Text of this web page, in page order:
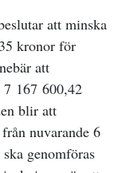
att minska
kronor för
att
7 167 600,42
blir att
nuvarande 6
genomföras